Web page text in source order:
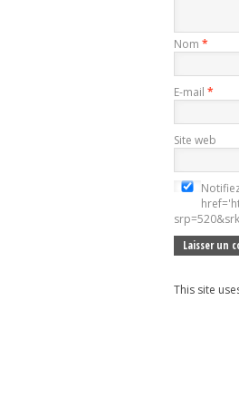
Nom *
E-mail *
Site web
This site